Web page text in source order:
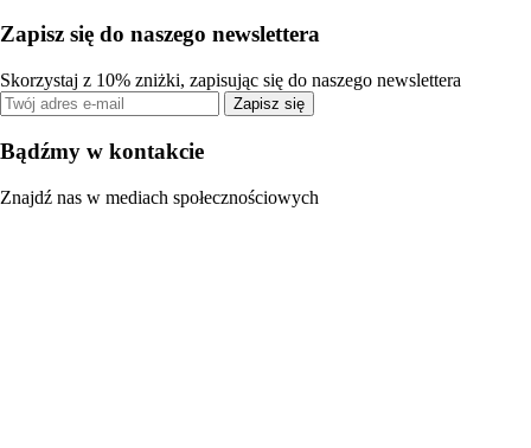
Zapisz się do naszego newslettera
Skorzystaj z 10% zniżki, zapisując się do naszego newslettera
Zapisz się
Bądźmy w kontakcie
Znajdź nas w mediach społecznościowych